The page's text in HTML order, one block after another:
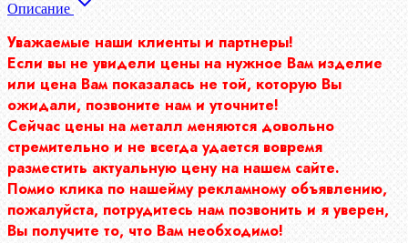
Описание
Уважаемые наши клиенты и партнеры!
Если вы не увидели цены на нужное Вам изделие
или цена Вам показалась не той, которую Вы
ожидали, позвоните нам и уточните!
Сейчас цены на металл меняются довольно
стремительно и не всегда удается вовремя
разместить актуальную цену на нашем сайте.
Помио клика по нашейму рекламному объявлению,
пожалуйста, потрудитесь нам позвонить и я уверен,
Вы получите то, что Вам необходимо!